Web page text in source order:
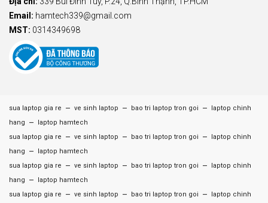
Email: hamtech339@gmail.com
MST: 0314349698
sua laptop gia re – ve sinh laptop – bao tri laptop tron goi –
laptop chinh
hang
–
laptop hamtech
sua laptop gia re
– ve sinh laptop – bao tri laptop tron goi –
laptop chinh
hang
–
laptop hamtech
sua laptop gia re
– ve sinh laptop – bao tri laptop tron goi –
laptop chinh
hang
–
laptop hamtech
sua laptop gia re
– ve sinh laptop – bao tri laptop tron goi – laptop chinh